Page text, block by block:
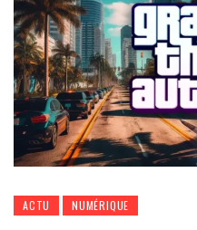
ACTU NUMÉRIQUE